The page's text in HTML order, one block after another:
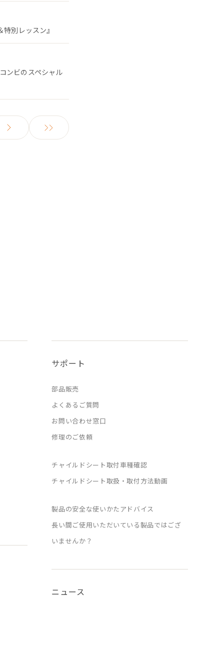
別レッスン』
ンビのスペシャル
サポート
部品販売
よくあるご質問
お問い合わせ窓口
修理のご依頼
チャイルドシート取付車種確認
チャイルドシート取扱・取付方法動画
製品の安全な使いかたアドバイス
長い間ご使用いただいている製品ではござ
いませんか？
ニュース